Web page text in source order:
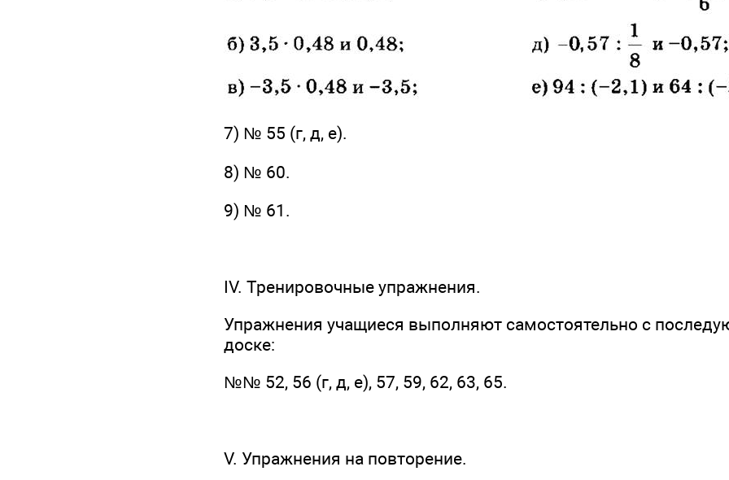
7) № 55 (г, д, е).
8) № 60.
9) № 61.
IV. Тренировочные упражнения.
Упражнения учащиеся выполняют самостоятельно с
доске:
№№ 52, 56 (г, д, е), 57, 59, 62, 63, 65.
V. Упражнения на повторение.